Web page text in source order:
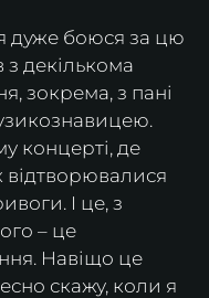
я дуже боюся за цю
з декількома
зокрема, з пані
концерті, де
відтворювалися
І це, з
– це
Навіщо це
скажу, коли я